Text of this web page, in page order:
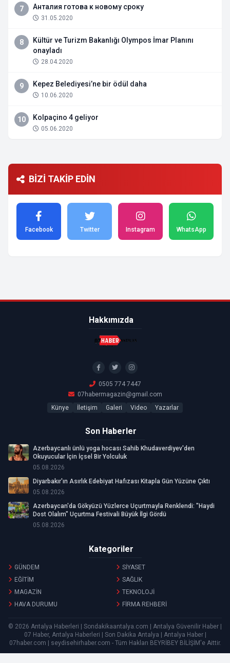
7 Анталия готова к новому сроку
31.05.2020
8
Kültür ve Turizm Bakanlığı Olympos İmar Planını
onayladı
28.04.2020
9 Kepez Belediyesi’ne bir ödül daha
10.06.2020
10 Kolpaçino 4 geliyor
05.06.2020
BİZİ TAKİP EDİN
Facebook Twitter Instagram WhatsApp
Hakkımızda
0505 774 7447
07habermagazin@gmail.com
Künye
İletişim Galeri Video Yazarlar
Son Haberler
Azerbaycanlı ünlü yoga hocası Sahib Khudaverdiyev'den
Okuyucular İçin İçsel Bir Yolculuk
05.08.2026
Diyarbakır'ın Asırlık Edebiyat Hafızası Kitapla Gün Yüzüne Çıktı
05.08.2026
Azerbaycan'da Gökyüzü Yüzlerce Uçurtmayla Renklendi: "Haydi
Dost Olalım" Uçurtma Festivali Büyük İlgi Gördü
05.08.2026
Kategoriler
GÜNDEM
SİYASET
EĞİTİM
SAĞLIK
MAGAZİN
TEKNOLOJİ
HAVA DURUMU
FİRMA REHBERİ
© 2026 Antalya Haberleri | Sondakikaantalya.com | Antalya Güvenilir Haber |
07 Haber, Antalya Haberleri | Son Dakika Antalya | Antalya Haber |
07haber.com | seydisehirhaber.com - Tüm Hakları BEYRİBEY BİLİŞİM'e Aittir.